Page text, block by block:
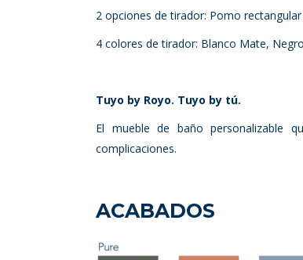
2 opciones de tirador: Pomo
4 colores de tirador: Blanco Mate,
Tuyo by Royo. Tuyo by tú.
El mueble de baño
complicaciones.
ACABADOS